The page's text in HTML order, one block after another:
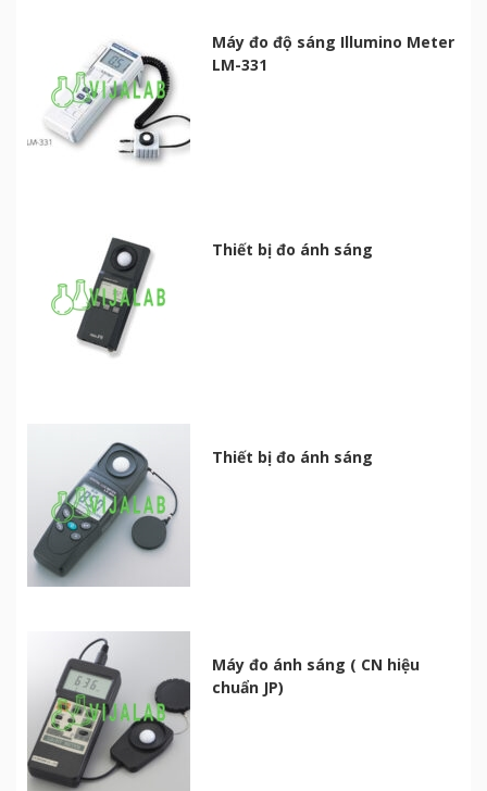
Máy đo độ sáng Illumino Meter
LM-331
Thiết bị đo ánh sáng
Thiết bị đo ánh sáng
Máy đo ánh sáng ( CN hiệu
chuẩn JP)